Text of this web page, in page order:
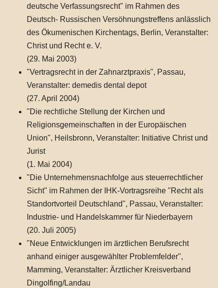
deutsche Verfassungsrecht" im Rahmen des
Deutsch- Russischen Versöhnungstreffens anlässlich
des Ökumenischen Kirchentags, Berlin, Veranstalter:
Christ und Recht e. V.
(29. Mai 2003)
"Vertragsrecht in der Zahnarztpraxis", Passau,
Veranstalter: demedis dental depot
(27. April 2004)
"Die rechtliche Stellung der Kirchen und
Religionsgemeinschaften in der Europäischen
Union", Heilsbronn, Veranstalter: Initiative Christ und
Jurist
(1. Mai 2004)
"Die Unternehmensnachfolge aus steuerrechtlicher
Sicht" im Rahmen der IHK-Vortragsreihe "Recht als
Standortvorteil Deutschland", Passau, Veranstalter:
Industrie- und Handelskammer für Niederbayern
(20. Juli 2005)
"Neue Entwicklungen im ärztlichen Berufsrecht
anhand einiger ausgewählter Problemfelder",
Mamming, Veranstalter: Ärztlicher Kreisverband
Dingolfing/Landau